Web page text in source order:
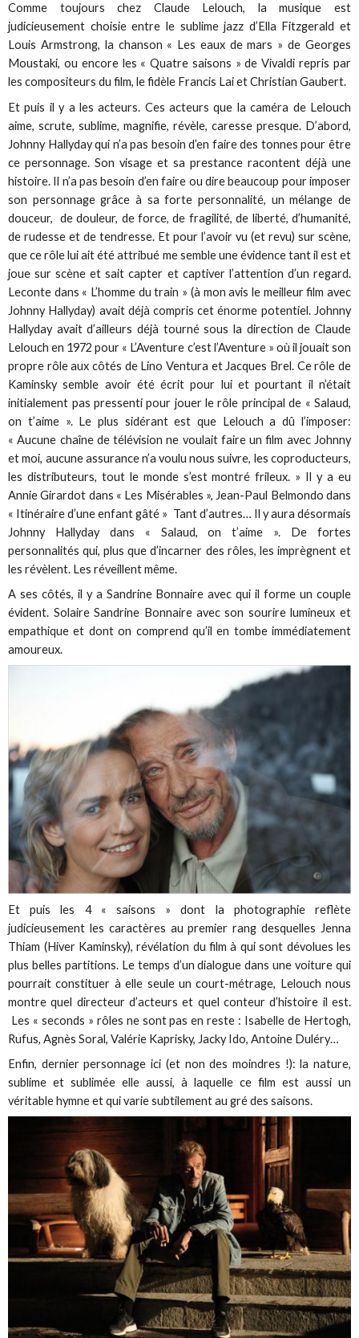
Comme toujours chez Claude Lelouch, la musique est
judicieusement choisie entre le sublime jazz d’Ella Fitzgerald et
Louis Armstrong, la chanson « Les eaux de mars » de Georges
Moustaki, ou encore les « Quatre saisons » de Vivaldi repris par
les compositeurs du film, le fidèle Francis Lai et Christian Gaubert.
Et puis il y a les acteurs. Ces acteurs que la caméra de Lelouch
aime, scrute, sublime, magnifie, révèle, caresse presque. D’abord,
Johnny Hallyday qui n’a pas besoin d’en faire des tonnes pour être
ce personnage. Son visage et sa prestance racontent déjà une
histoire. Il n’a pas besoin d’en faire ou dire beaucoup pour imposer
son personnage grâce à sa forte personnalité, un mélange de
douceur, de douleur, de force, de fragilité, de liberté, d’humanité,
de rudesse et de tendresse. Et pour l’avoir vu (et revu) sur scène,
que ce rôle lui ait été attribué me semble une évidence tant il est et
joue sur scène et sait capter et captiver l’attention d’un regard.
Leconte dans « L’homme du train » (à mon avis le meilleur film avec
Johnny Hallyday) avait déjà compris cet énorme potentiel. Johnny
Hallyday avait d’ailleurs déjà tourné sous la direction de Claude
Lelouch en 1972 pour « L’Aventure c’est l’Aventure » où il jouait son
propre rôle aux côtés de Lino Ventura et Jacques Brel. Ce rôle de
Kaminsky semble avoir été écrit pour lui et pourtant il n’était
initialement pas pressenti pour jouer le rôle principal de « Salaud,
on t’aime ». Le plus sidérant est que Lelouch a dû l’imposer:
« Aucune chaîne de télévision ne voulait faire un film avec Johnny
et moi, aucune assurance n’a voulu nous suivre, les coproducteurs,
les distributeurs, tout le monde s’est montré frileux. » Il y a eu
Annie Girardot dans « Les Misérables », Jean-Paul Belmondo dans
« Itinéraire d’une enfant gâté » Tant d’autres… Il y aura désormais
Johnny Hallyday dans « Salaud, on t’aime ». De fortes
personnalités qui, plus que d’incarner des rôles, les imprègnent et
les révèlent. Les réveillent même.
A ses côtés, il y a Sandrine Bonnaire avec qui il forme un couple
évident. Solaire Sandrine Bonnaire avec son sourire lumineux et
empathique et dont on comprend qu’il en tombe immédiatement
amoureux.
Et puis les 4 « saisons » dont la photographie reflète
judicieusement les caractères au premier rang desquelles Jenna
Thiam (Hiver Kaminsky), révélation du film à qui sont dévolues les
plus belles partitions. Le temps d’un dialogue dans une voiture qui
pourrait constituer à elle seule un court-métrage, Lelouch nous
montre quel directeur d’acteurs et quel conteur d’histoire il est.
Les « seconds » rôles ne sont pas en reste : Isabelle de Hertogh,
Rufus, Agnès Soral, Valérie Kaprisky, Jacky Ido, Antoine Duléry…
Enfin, dernier personnage ici (et non des moindres !): la nature,
sublime et sublimée elle aussi, à laquelle ce film est aussi un
véritable hymne et qui varie subtilement au gré des saisons.